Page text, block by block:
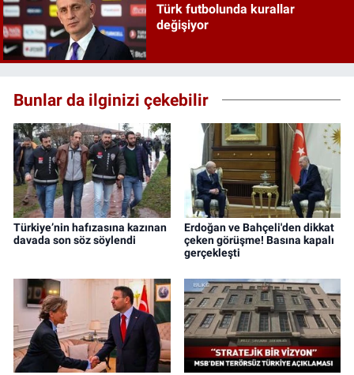
Türk futbolunda kurallar
değişiyor
Bunlar da ilginizi çekebilir
Türkiye’nin hafızasına kazınan
davada son söz söylendi
Erdoğan ve Bahçeli'den dikkat
çeken görüşme! Basına kapalı
gerçekleşti